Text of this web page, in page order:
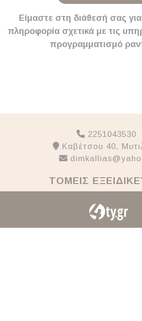
Είμαστε στη διάθεσή σας
πληροφορία σχετικά με τις
προγραμματισμό
2251043530
Καβέτσου 40,
ΤΟΜΕΙΣ